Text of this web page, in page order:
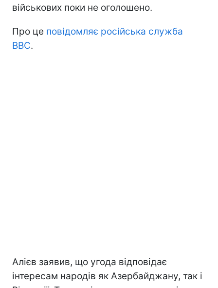
військових поки не оголошено.
Про це повідомляє російська служба
BBC.
Алієв заявив, що угода відповідає
інтересам народів як Азербайджану, так і